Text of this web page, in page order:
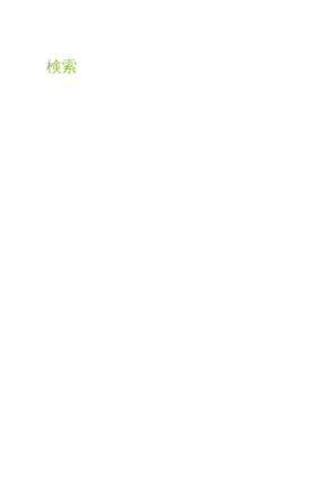
検索